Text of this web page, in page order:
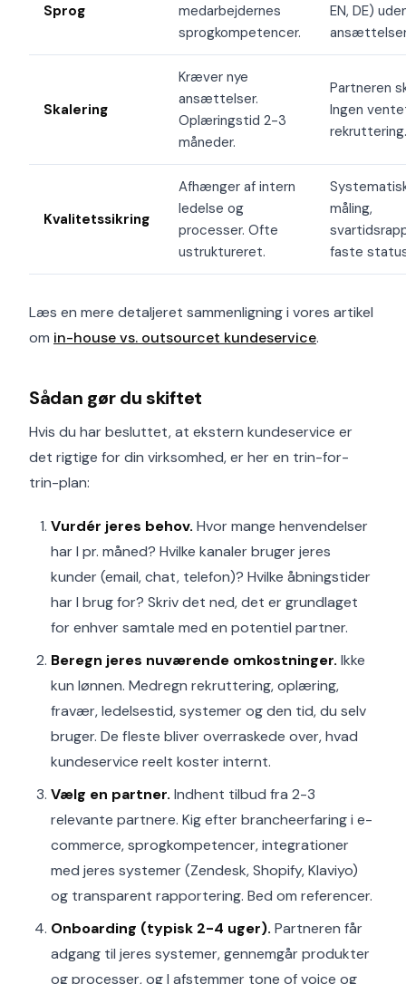
Sprog
medarbejdernes
sprogkompetencer.
EN, DE)
Skalering
Kræver nye
ansættelser.
Oplæringstid 2-3
måneder.
Partneren
Ingen
rekruttering.
Kvalitetssikring
Afhænger af intern
ledelse og
processer. Ofte
ustruktureret.
måling,
faste
Læs en mere detaljeret sammenligning i vores artikel
om in-house vs. outsourcet kundeservice.
Sådan gør du skiftet
Hvis du har besluttet, at ekstern kundeservice er
det rigtige for din virksomhed, er her en trin-for-
trin-plan:
Vurdér jeres behov. Hvor mange henvendelser
har I pr. måned? Hvilke kanaler bruger jeres
kunder (email, chat, telefon)? Hvilke åbningstider
har I brug for? Skriv det ned, det er grundlaget
for enhver samtale med en potentiel partner.
Beregn jeres nuværende omkostninger. Ikke
kun lønnen. Medregn rekruttering, oplæring,
fravær, ledelsestid, systemer og den tid, du selv
bruger. De fleste bliver overraskede over, hvad
kundeservice reelt koster internt.
Vælg en partner. Indhent tilbud fra 2-3
relevante partnere. Kig efter brancheerfaring i e-
commerce, sprogkompetencer, integrationer
med jeres systemer (Zendesk, Shopify, Klaviyo)
og transparent rapportering. Bed om referencer.
Onboarding (typisk 2-4 uger). Partneren får
adgang til jeres systemer, gennemgår produkter
og processer, og I afstemmer tone of voice og